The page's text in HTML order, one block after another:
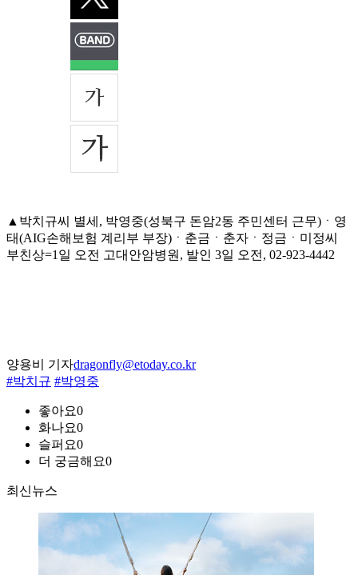
▲박치규씨 별세, 박영중(성북구 돈암2동 주민센터 근무)ㆍ영
태(AIG손해보험 계리부 부장)ㆍ춘금ㆍ춘자ㆍ정금ㆍ미정씨
부친상=1일 오전 고대안암병원, 발인 3일 오전, 02-923-4442
양용비 기자dragonfly@etoday.co.kr
#박치규 #박영중
좋아요0
화나요0
슬퍼요0
더 궁금해요0
최신뉴스